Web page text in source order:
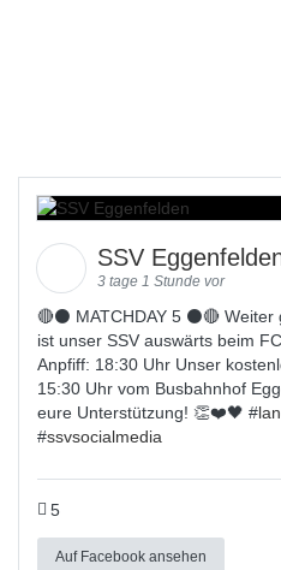
SSV
3 tage 1 Stunde vor
🔴⚫️ MATCHDAY 5 ⚫️🔴
ist unser SSV auswärts beim
Anpfiff: 18:30 Uhr Unser
15:30 Uhr vom Busbahnhof
eure Unterstützung! 👏❤️🖤 #
#ssvsocialmedia
5
Auf Facebook ansehen